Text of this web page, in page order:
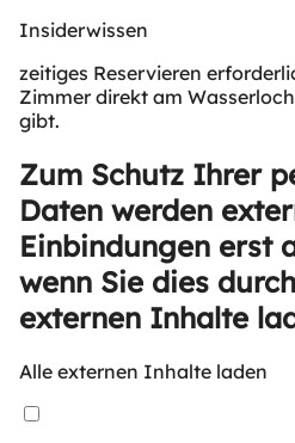
Insiderwissen
zeitiges Reservieren
Zimmer direkt am
gibt.
Zum Schutz Ihrer
Daten werden
Einbindungen erst
wenn Sie dies
externen Inhalte
Alle externen Inhalte laden